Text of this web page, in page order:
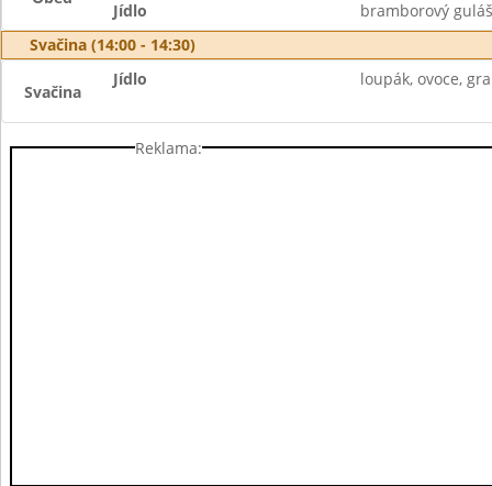
Jídlo
bramborový
Svačina (14:00 - 14:30)
Svačina
Jídlo loupák, ovoce,
Reklama: